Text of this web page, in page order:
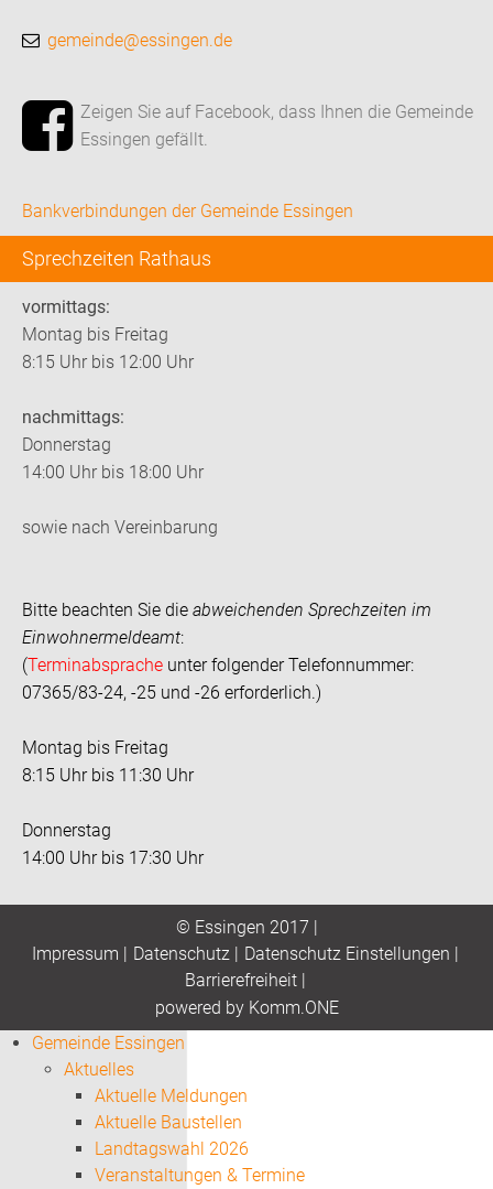
gemeinde@essingen.de
Zeigen Sie auf Facebook, dass Ihnen die Gemeinde
Essingen gefällt.
Bankverbindungen der Gemeinde Essingen
Sprechzeiten Rathaus
vormittags:
Montag bis Freitag
8:15 Uhr bis 12:00 Uhr
nachmittags:
Donnerstag
14:00 Uhr bis 18:00 Uhr
sowie nach Vereinbarung
Bitte beachten Sie die abweichenden Sprechzeiten im
Einwohnermeldeamt:
(Terminabsprache unter folgender Telefonnummer:
07365/83-24, -25 und -26 erforderlich.)
Montag bis Freitag
8:15 Uhr bis 11:30 Uhr
Donnerstag
14:00 Uhr bis 17:30 Uhr
© Essingen 2017 |
Impressum | Datenschutz| Datenschutz Einstellungen |
Barrierefreiheit|
powered by Komm.ONE
Gemeinde Essingen
Aktuelles
Aktuelle Meldungen
Aktuelle Baustellen
Landtagswahl 2026
Veranstaltungen & Termine